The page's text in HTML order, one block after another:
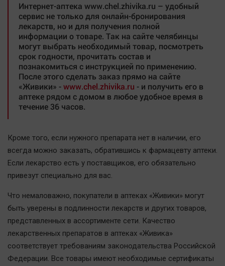
Новости компаний
Прогулки по городу Ч
Спецпроект
Статистика
Челябинск космический
Другие рубрики
Bookworms
Online-консультация
Актуальная тема
Блогеркуль
Быстрый медиазавод
Вкусное
Гороскоп
Интернет-аптека www.chel.zhivika.ru – удобный
сервис не только для онлайн-бронирования
лекарств, но и для получения полной
информации о товаре. Так на сайте челябинцы
могут выбрать необходимый товар, посмотреть
срок годности, прочитать состав и
познакомиться с инструкцией по применению.
После этого сделать заказ прямо на сайте
«Живики» -www.chel.zhivika.ru - и получить его в
аптеке рядом с домом в любое удобное время в
течение 36 часов.
Кроме того, если нужного препарата нет в наличии, его
всегда можно заказать, обратившись к фармацевту аптеки.
Если лекарство есть у поставщиков, его обязательно
привезут специально для вас.
Что немаловажно, покупатели в аптеках «Живики» могут
быть уверены в подлинности лекарств и других товаров,
представленных в ассортименте сети. Качество
лекарственных препаратов в аптеках «Живика»
соответствует требованиям законодательства Российской
Федерации. Все товары имеют необходимые сертификаты